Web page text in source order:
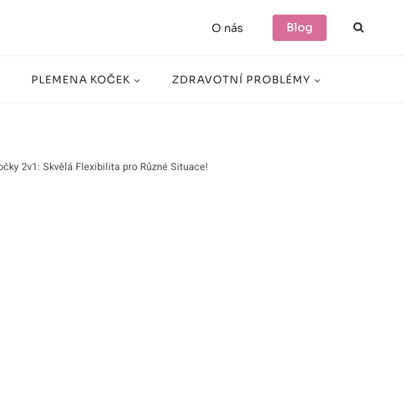
O nás Blog
PLEMENA KOČEK ZDRAVOTNÍ PROBLÉMY
2v1: Skvělá Flexibilita pro Různé Situace!